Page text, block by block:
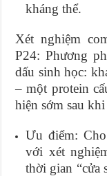
kháng thể.
Xét nghiệm
P24: Phương
dấu sinh học:
– một protein
hiện sớm sau
Ưu điểm:
với xét
thời gian “cửa